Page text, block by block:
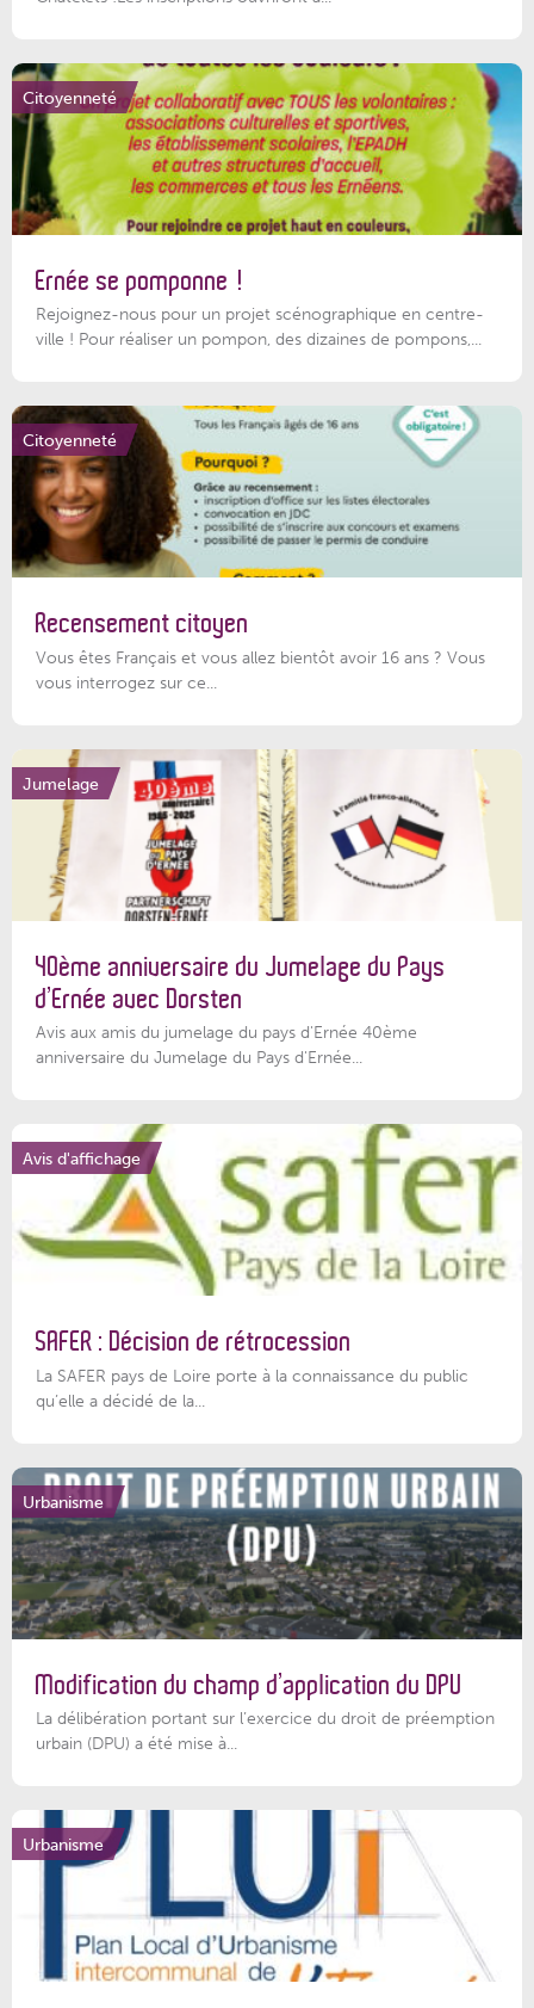
Citoyenneté
Ernée se pomponne !
Rejoignez-nous pour un projet scénographique en centre-
ville ! Pour réaliser un pompon, des dizaines de pompons,...
Citoyenneté
Recensement citoyen
Vous êtes Français et vous allez bientôt avoir 16 ans ? Vous
vous interrogez sur ce...
Jumelage
40ème anniversaire du Jumelage du Pays
d’Ernée avec Dorsten
Avis aux amis du jumelage du pays d'Ernée 40ème
anniversaire du Jumelage du Pays d'Ernée...
Avis d'affichage
SAFER : Décision de rétrocession
La SAFER pays de Loire porte à la connaissance du public
qu’elle a décidé de la...
Urbanisme
Modification du champ d’application du DPU
La délibération portant sur l’exercice du droit de préemption
urbain (DPU) a été mise à...
Urbanisme